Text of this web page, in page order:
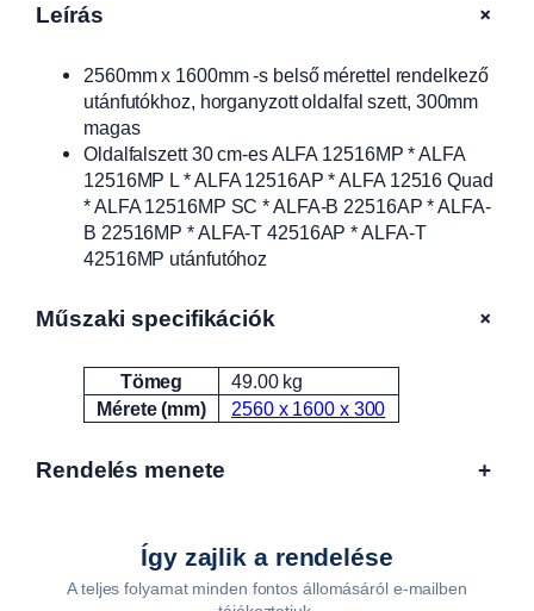
0
t
d
Leírás +
2560mm x 1600mm -s belső mérettel rendelkező
utánfutókhoz, horganyzott oldalfal szett, 300mm
magas
Oldalfalszett 30 cm-es ALFA 12516MP * ALFA
12516MP L * ALFA 12516AP * ALFA 12516 Quad
* ALFA 12516MP SC * ALFA-B 22516AP * ALFA-
B 22516MP * ALFA-T 42516AP * ALFA-T
42516MP utánfutóhoz
Műszaki specifikációk +
Attribútumok Érték
Tömeg
49.00 kg
Mérete (mm)
2560 x 1600 x 300
Rendelés menete +
Így zajlik a rendelése
A teljes folyamat minden fontos állomásáról e-mailben